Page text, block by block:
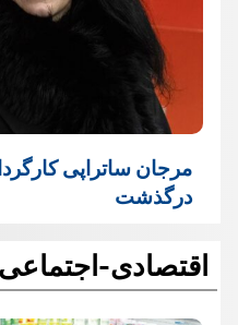
مرجان ساتراپی
درگذشت
اقتصادی-اجتماعی